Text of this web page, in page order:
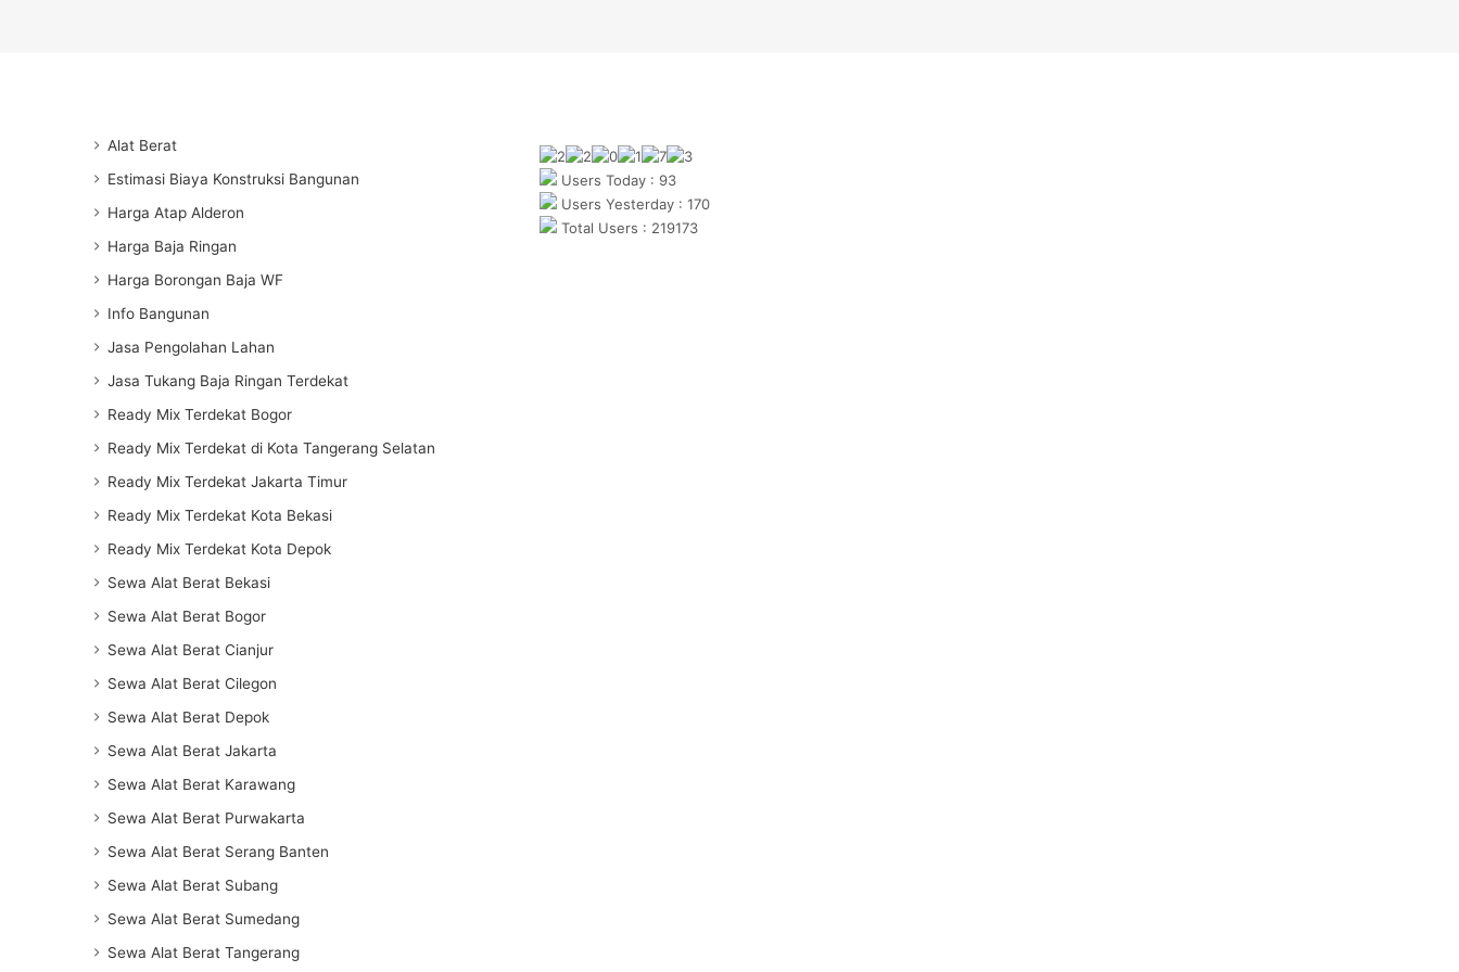
Alat Berat
Estimasi Biaya Konstruksi Bangunan
Harga Atap Alderon
Harga Baja Ringan
Harga Borongan Baja WF
Info Bangunan
Jasa Pengolahan Lahan
Jasa Tukang Baja Ringan Terdekat
Ready Mix Terdekat Bogor
Ready Mix Terdekat di Kota Tangerang Selatan
Ready Mix Terdekat Jakarta Timur
Ready Mix Terdekat Kota Bekasi
Ready Mix Terdekat Kota Depok
Sewa Alat Berat Bekasi
Sewa Alat Berat Bogor
Sewa Alat Berat Cianjur
Sewa Alat Berat Cilegon
Sewa Alat Berat Depok
Sewa Alat Berat Jakarta
Sewa Alat Berat Karawang
Sewa Alat Berat Purwakarta
Sewa Alat Berat Serang Banten
Sewa Alat Berat Subang
Sewa Alat Berat Sumedang
Sewa Alat Berat Tangerang
Users Today : 93
Users Yesterday : 170
Total Users : 219173